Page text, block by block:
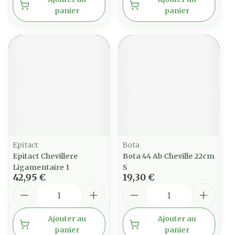
panier
panier
Epitact
Epitact Chevillere
Ligamentaire 1
42,95 €
Ajouter au
panier
Bota
Bota 44 Ab Cheville 22cm
S
19,30 €
Ajouter au
panier